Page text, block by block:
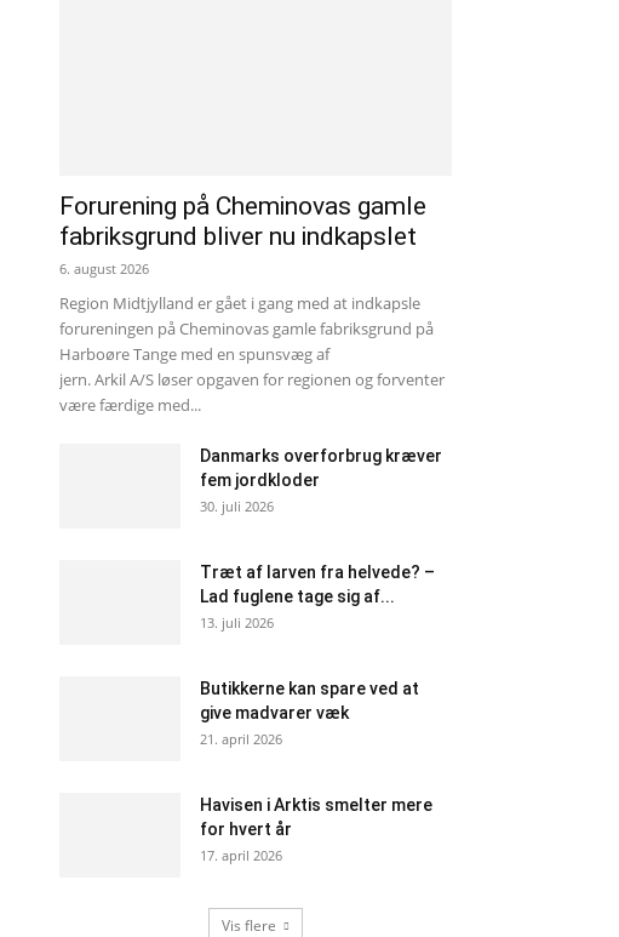
Forurening på Cheminovas gamle
fabriksgrund bliver nu indkapslet
6. august 2026
Region Midtjylland er gået i gang med at indkapsle
forureningen på Cheminovas gamle fabriksgrund på
Harboøre Tange med en spunsvæg af
jern. Arkil A/S løser opgaven for regionen og forventer
være færdige med...
Danmarks overforbrug kræver
fem jordkloder
30. juli 2026
Træt af larven fra helvede? –
Lad fuglene tage sig af...
13. juli 2026
Butikkerne kan spare ved at
give madvarer væk
21. april 2026
Havisen i Arktis smelter mere
for hvert år
17. april 2026
Vis flere